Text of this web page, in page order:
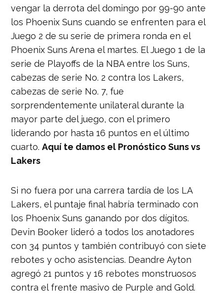
vengar la derrota del domingo por 99-90 ante
los Phoenix Suns cuando se enfrenten para el
Juego 2 de su serie de primera ronda en el
Phoenix Suns Arena el martes. El Juego 1 de la
serie de Playoffs de la NBA entre los Suns,
cabezas de serie No. 2 contra los Lakers,
cabezas de serie No. 7, fue
sorprendentemente unilateral durante la
mayor parte del juego, con el primero
liderando por hasta 16 puntos en el último
cuarto.Aquí te damos el Pronóstico Suns vs
Lakers
Si no fuera por una carrera tardía de los LA
Lakers, el puntaje final habría terminado con
los Phoenix Suns ganando por dos dígitos.
Devin Booker lideró a todos los anotadores
con 34 puntos y también contribuyó con siete
rebotes y ocho asistencias. Deandre Ayton
agregó 21 puntos y 16 rebotes monstruosos
contra el frente masivo de Purple and Gold.